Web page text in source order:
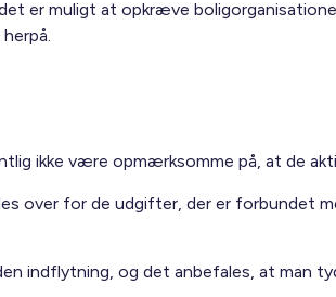
er muligt at opkræve
ikke være opmærksomme på, at de
over for de udgifter, der er forbundet
indflytning, og det anbefales, at man